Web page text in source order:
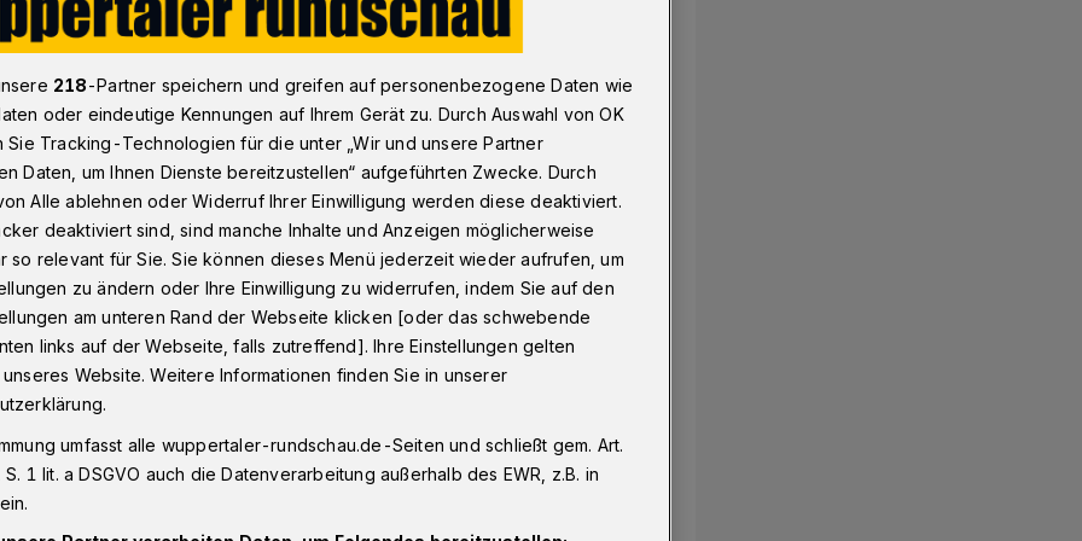
mit dem Wuppertaler Kaiserwagen
mit dem
in der Stadt und in der Region. Bei
Rundschau mit der
gibt es in einer Übersicht.
218-Partner speichern und greifen auf personenbezogene Daten wie
oder eindeutige Kennungen auf Ihrem Gerät zu. Durch Auswahl von OK
Sie Tracking-Technologien für die unter „Wir und unsere Partner
Daten, um Ihnen Dienste bereitzustellen“ aufgeführten Zwecke. Durch
Alle ablehnen oder Widerruf Ihrer Einwilligung werden diese deaktiviert.
deaktiviert sind, sind manche Inhalte und Anzeigen möglicherweise
so relevant für Sie. Sie können dieses Menü jederzeit wieder aufrufen, um
zu ändern oder Ihre Einwilligung zu widerrufen, indem Sie auf den
am unteren Rand der Webseite klicken [oder das schwebende
links auf der Webseite, falls zutreffend]. Ihre Einstellungen gelten
Website. Weitere Informationen finden Sie in unserer
umfasst alle wuppertaler-rundschau.de-Seiten und schließt gem. Art.
1 lit. a DSGVO auch die Datenverarbeitung außerhalb des EWR, z.B. in